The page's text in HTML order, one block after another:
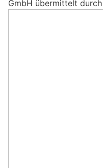
GmbH übermittelt